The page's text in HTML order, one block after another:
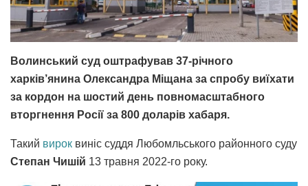
Волинський суд оштрафував 37-річного
харків’янина Олександра Міщана за спробу виїхати
за кордон на шостий день повномасштабного
вторгнення Росії за 800 доларів хабаря.
Такий вирок виніс суддя Любомльського районного суду
Степан Чишій 13 травня 2022-го року.